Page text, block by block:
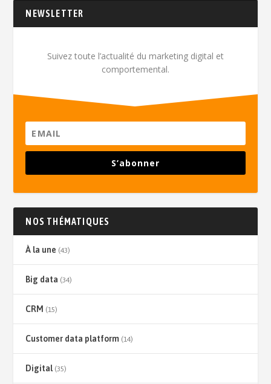
NEWSLETTER
Suivez toute l’actualité du marketing digital et
comportemental.
S’abonner
NOS THÉMATIQUES
À la une (43)
Big data (34)
CRM (15)
Customer data platform (14)
Digital (35)